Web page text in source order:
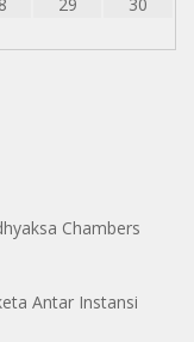
29
30
Chambers
Antar Instansi